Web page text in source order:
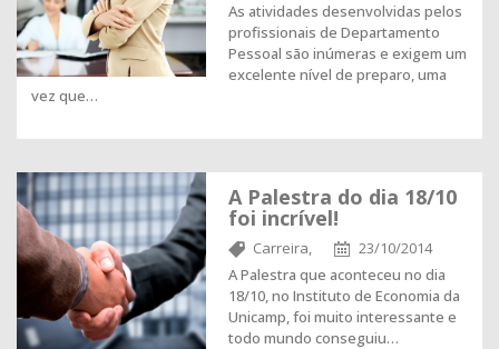
As atividades desenvolvidas pelos
profissionais de Departamento
Pessoal são inúmeras e exigem um
excelente nível de preparo, uma
vez que…
A Palestra do dia 18/10
foi incrível!
Carreira,
23/10/2014
A Palestra que aconteceu no dia
18/10, no Instituto de Economia da
Unicamp, foi muito interessante e
todo mundo conseguiu…